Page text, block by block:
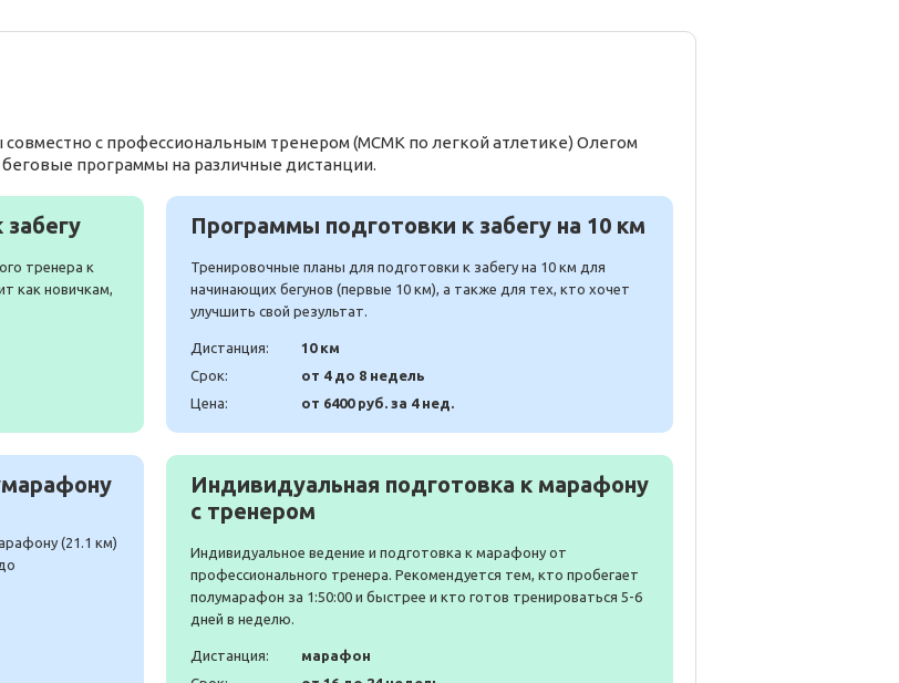
совместно с профессиональным тренером (МСМК по легкой атлетике) Олегом
программы на различные дистанции.
тренера к
как новичкам,
Программы подготовки к забегу на 10 км
Тренировочные планы для подготовки к забегу на 10 км для
начинающих бегунов (первые 10 км), а также для тех, кто хочет
улучшить свой результат.
Дистанция:
10 км
Срок:
от 4 до 8 недель
Цена:
от 6400 руб. за 4 нед.
(21.1 км)
Индивидуальная подготовка к марафону
с тренером
Индивидуальное ведение и подготовка к марафону от
профессионального тренера. Рекомендуется тем, кто пробегает
полумарафон за 1:50:00 и быстрее и кто готов тренироваться 5-6
дней в неделю.
Дистанция:
марафон